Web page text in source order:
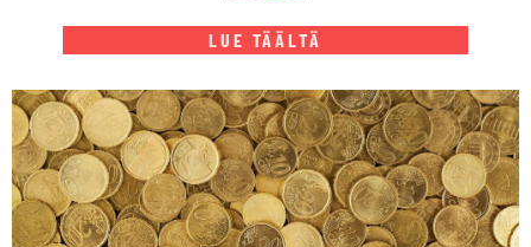
LUE TÄÄLTÄ